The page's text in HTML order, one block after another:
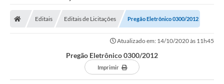
Editais Editais de Licitações Pregão Eletrônico 0300/2012
Atualizado em: 14/10/2020 às 11h45
Pregão Eletrônico 0300/2012
Imprimir